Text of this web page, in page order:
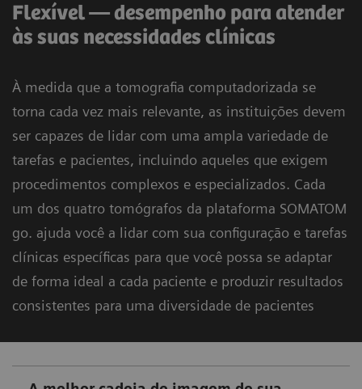
Flexível — desempenho para atender
às suas necessidades clínicas
À medida que a tomografia computadorizada se
torna cada vez mais relevante, as instituições devem
ser capazes de lidar com uma ampla variedade de
tarefas e pacientes, incluindo aqueles que exigem
procedimentos complexos e especializados. Cada
um dos quatro tomógrafos da plataforma SOMATOM
go. ajuda você a lidar com sua configuração e tarefas
clínicas específicas para que você possa se adaptar
de forma ideal a cada paciente e produzir resultados
consistentes para uma diversidade de pacientes